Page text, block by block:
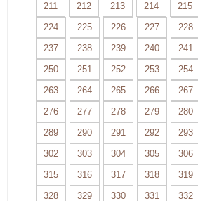
211
212 213 214 215
224
225 226 227 228
237
238 239 240 241
250
251 252 253 254
263
264 265 266 267
276
277 278 279 280
289
290 291 292 293
302
303 304 305 306
315
316 317 318 319
328
329 330 331 332